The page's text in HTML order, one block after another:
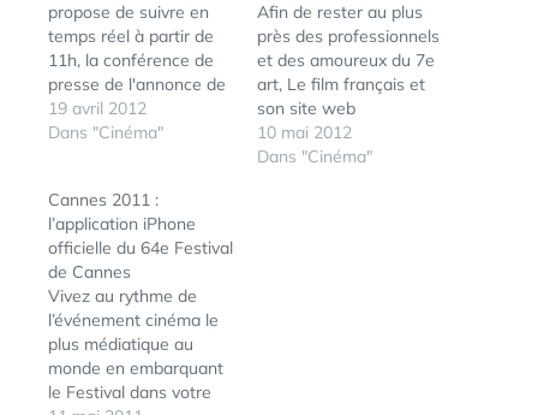
propose de suivre en
temps réel à partir de
11h, la conférence de
presse de l'annonce de
la sélection officielle du
65e Festival de Cannes.
maîtresse de cérémonie
de ce 65e Festival de
Cannes, un retour sur
la…
19 avril 2012
Dans "Cinéma"
Afin de rester au plus
près des professionnels
et des amoureux du 7e
art, Le film français et
son site web
lefilmfrancais.com vous
proposent de suivre
10 mai 2012
Dans "Cinéma"
Cannes 2011 :
l’application iPhone
officielle du 64e Festival
de Cannes
Vivez au rythme de
l’événement cinéma le
plus médiatique au
monde en embarquant
le Festival dans votre
ÉTIQUETTES :
CANNES2012